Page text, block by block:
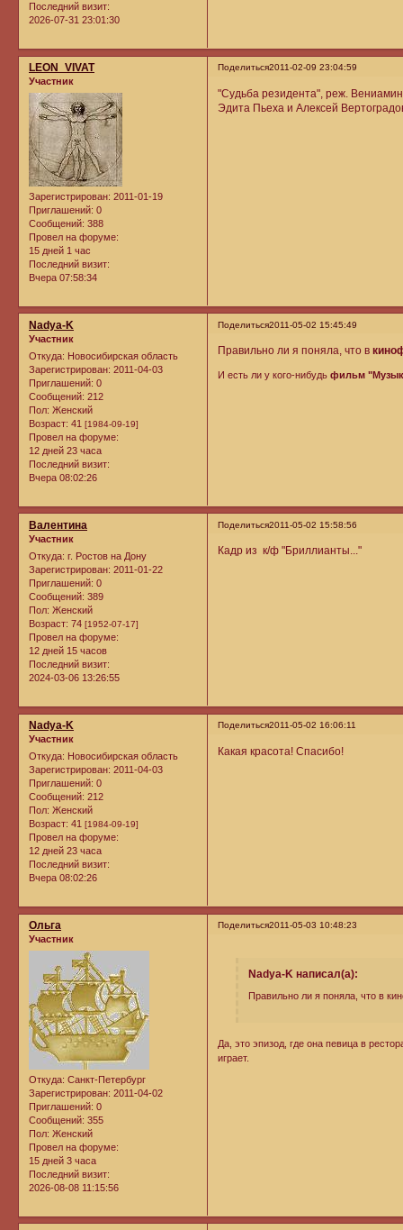
Последний визит:
2026-07-31 23:01:30
Поделиться2011-02-09 23:04:59
LEON_VIVAT
Участник
Зарегистрирован: 2011-01-19
Приглашений: 0
Сообщений: 388
Провел на форуме:
15 дней 1 час
Последний визит:
Вчера 07:58:34
"Судьба резидента", реж.
Эдита Пьеха и Алексей
Поделиться2011-05-02 15:45:49
Nadya-K
Участник
Откуда: Новосибирская область
Зарегистрирован: 2011-04-03
Приглашений: 0
Сообщений: 212
Пол: Женский
Возраст: 41 [1984-09-19]
Провел на форуме:
12 дней 23 часа
Последний визит:
Вчера 08:02:26
Правильно ли я поняла, что в
И есть ли у кого-нибудьфильм
Поделиться2011-05-02 15:58:56
Валентина
Участник
Откуда: г. Ростов на Дону
Зарегистрирован: 2011-01-22
Приглашений: 0
Сообщений: 389
Пол: Женский
Возраст: 74 [1952-07-17]
Провел на форуме:
12 дней 15 часов
Последний визит:
2024-03-06 13:26:55
Кадр из к/ф "Бриллианты..."
Поделиться2011-05-02 16:06:11
Nadya-K
Участник
Откуда: Новосибирская область
Зарегистрирован: 2011-04-03
Приглашений: 0
Сообщений: 212
Пол: Женский
Возраст: 41 [1984-09-19]
Провел на форуме:
12 дней 23 часа
Последний визит:
Вчера 08:02:26
Какая красота! Спасибо!
Поделиться2011-05-03 10:48:23
Ольга
Участник
Откуда: Санкт-Петербург
Зарегистрирован: 2011-04-02
Приглашений: 0
Сообщений: 355
Пол: Женский
Провел на форуме:
15 дней 3 часа
Последний визит:
2026-08-08 11:15:56
Nadya-K написал(а):
Правильно ли я поняла, что в
Да, это эпизод, где она певица в
играет.